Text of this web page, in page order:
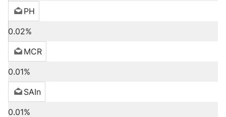
PH
0.02%
MCR
0.01%
SAIn
0.01%